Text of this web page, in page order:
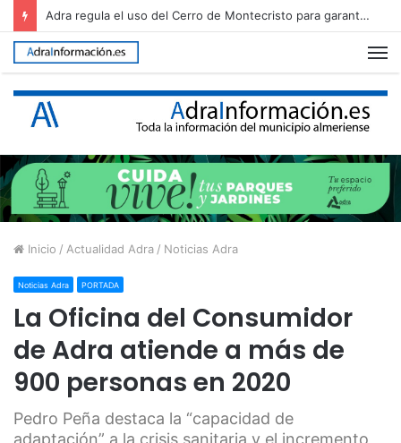
Adra regula el uso del Cerro de Montecristo para garantizar su conservación
Inicio / Actualidad Adra / Noticias Adra
Noticias Adra PORTADA
La Oficina del Consumidor
de Adra atiende a más de
900 personas en 2020
Pedro Peña destaca la “capacidad de
adaptación” a la crisis sanitaria y el incremento